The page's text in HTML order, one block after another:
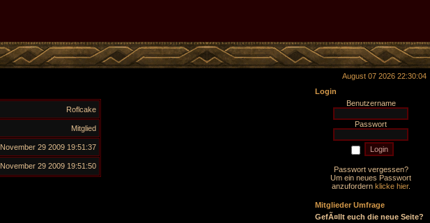
August 07 2026 22:30:04
Login
Benutzername
Passwort
Passwort vergessen?
Um ein neues Passwort
anzufordern klicke hier.
Mitglieder Umfrage
GefÃ¤llt euch die neue Seite?
Roflcake
Mitglied
November 29 2009 19:51:37
November 29 2009 19:51:50